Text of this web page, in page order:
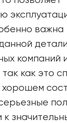
важна
компаний
как это